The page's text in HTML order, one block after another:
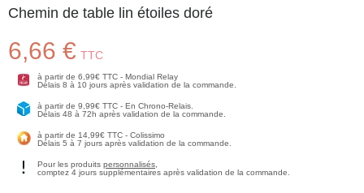
Chemin de table lin étoiles doré
6,66 € TTC
à partir de 6,99€ TTC - Mondial Relay
Délais 8 à 10 jours après validation de la commande.
à partir de 9,99€ TTC - En Chrono-Relais.
Délais 48 à 72h après validation de la commande.
à partir de 14,99€ TTC - Colissimo
Délais 5 à 7 jours après validation de la commande.
Pour les produits personnalisés
comptez 4 jours supplémentaires après validation de la commande.